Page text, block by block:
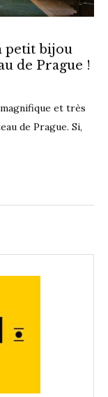
petit bijou
de Prague !
et très
de Prague. Si,